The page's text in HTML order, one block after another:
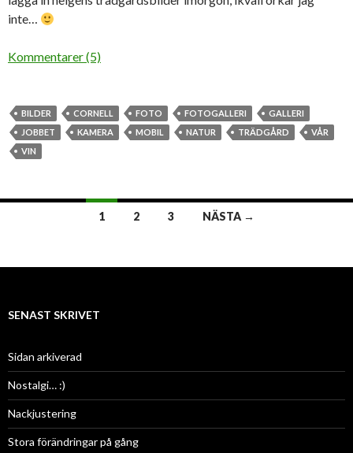
inte…
Kommentarer (5)
BILDER CORNELL FOTO FOTOGALLERI
GALLERI
JOBBET
KAMERA MOBIL NATUR TRÄDGÅRD
VÅR
VIN
1 2 3 NÄSTA →
SENAST SKRIVET
Sidan arkiverad
Nostalgi… :)
Nackjustering
Stora förändringar på gång